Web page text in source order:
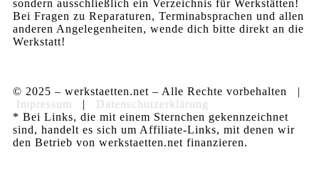
sondern ausschließlich ein Verzeichnis für Werkstätten!
Bei Fragen zu Reparaturen, Terminabsprachen und allen
anderen Angelegenheiten, wende dich bitte direkt an die
Werkstatt!
© 2025 – werkstaetten.net – Alle Rechte vorbehalten |
Impressum
| Datenschutzerklärung
* Bei Links, die mit einem Sternchen gekennzeichnet
sind, handelt es sich um Affiliate-Links, mit denen wir
den Betrieb von werkstaetten.net finanzieren.